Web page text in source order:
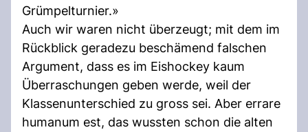
Grümpelturnier.»
Auch wir waren nicht überzeugt; mit dem im
Rückblick geradezu beschämend falschen
Argument, dass es im Eishockey kaum
Überraschungen geben werde, weil der
Klassenunterschied zu gross sei. Aber errare
humanum est, das wussten schon die alten